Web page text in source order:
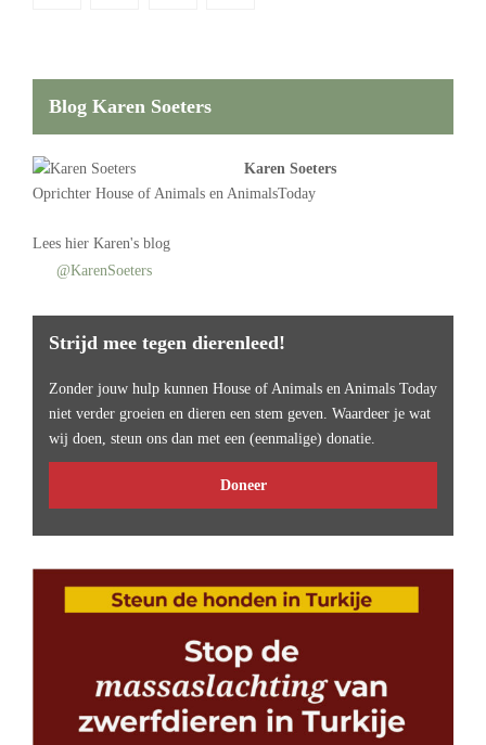
Blog Karen Soeters
Karen Soeters
Oprichter House of Animals en AnimalsToday
Lees hier Karen's blog
@KarenSoeters
Strijd mee tegen dierenleed!
Zonder jouw hulp kunnen House of Animals en Animals Today
niet verder groeien en dieren een stem geven. Waardeer je wat
wij doen, steun ons dan met een (eenmalige) donatie.
Doneer